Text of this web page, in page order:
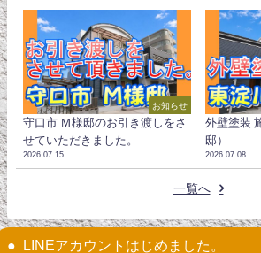
お知らせ
守口市 Ｍ様邸のお引き渡しをさ
せていただきました。
2026.07.15
外壁塗装
邸）
2026.07.08
一覧へ
LINEアカウントはじめました。